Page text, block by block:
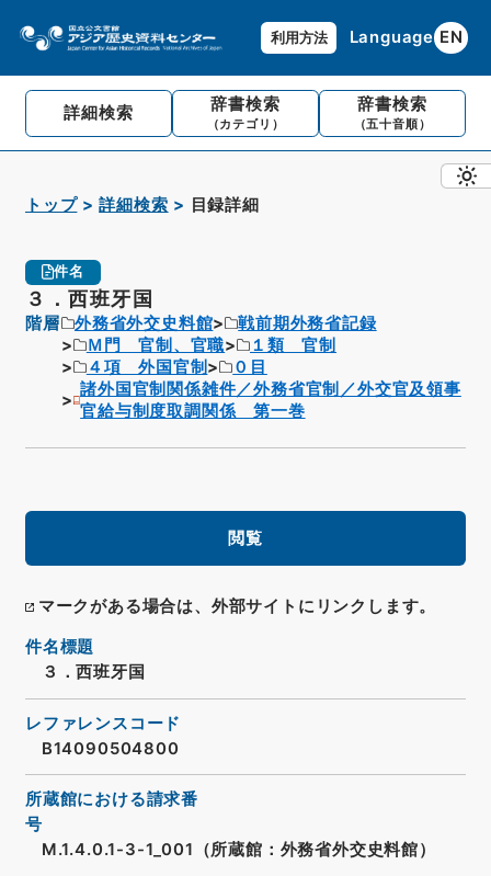
利用方法 Language EN
詳細検索 辞書検索
（カテゴリ）
辞書検索
（五十音順）
トップ 詳細検索 目録詳細
件名
３．西班牙国
階層 外務省外交史料館
戦前期外務省記録
Ｍ門 官制、官職
１類 官制
４項 外国官制
０目
諸外国官制関係雑件／外務省官制／外交官及領事
官給与制度取調関係 第一巻
閲覧
マークがある場合は、外部サイトにリンクします。
件名標題
３．西班牙国
レファレンスコード
B14090504800
所蔵館における請求番
号
M.1.4.0.1-3-1_001（所蔵館：外務省外交史料館）